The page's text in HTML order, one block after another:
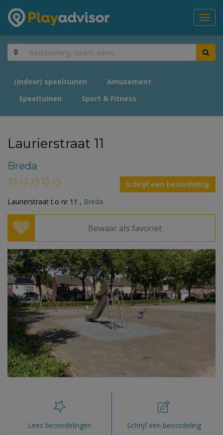
(Indoor) speeltuinen
Amusement
Speeltuinen
Sport & Fitness
Laurierstraat 11
Breda
Schrijf een beoordeling
Laurierstraat t.o nr 11 , Breda
Bewaar als favoriet
Lees beoordelingen Schrijf een beoordeling